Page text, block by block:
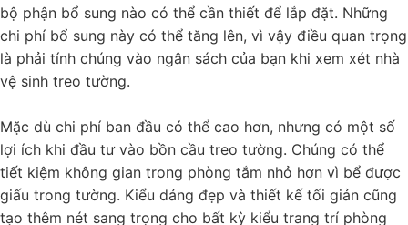
bộ phận bổ sung nào có thể cần thiết để lắp đặt. Những
chi phí bổ sung này có thể tăng lên, vì vậy điều quan trọng
là phải tính chúng vào ngân sách của bạn khi xem xét nhà
vệ sinh treo tường.
Mặc dù chi phí ban đầu có thể cao hơn, nhưng có một số
lợi ích khi đầu tư vào bồn cầu treo tường. Chúng có thể
tiết kiệm không gian trong phòng tắm nhỏ hơn vì bể được
giấu trong tường. Kiểu dáng đẹp và thiết kế tối giản cũng
tạo thêm nét sang trọng cho bất kỳ kiểu trang trí phòng